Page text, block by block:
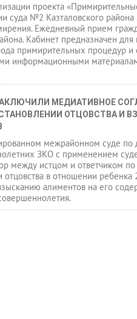
проекта
суда №2 Казталовского
Ежедневный прием
Кабинет предназначен для
примирительных процедур и
информационными
МЕДИАТИВНОЕ
ОТЦОВСТВА И
межрайонном суде по
ЗКО с применением
между истцом и ответчиком
отцовства в отношении ребенка
алиментов на его